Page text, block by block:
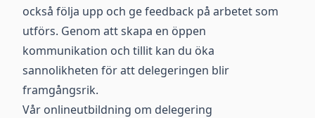
också följa upp och ge feedback på arbetet som
utförs. Genom att skapa en öppen
kommunikation och tillit kan du öka
sannolikheten för att delegeringen blir
framgångsrik.
Vår onlineutbildning om delegering